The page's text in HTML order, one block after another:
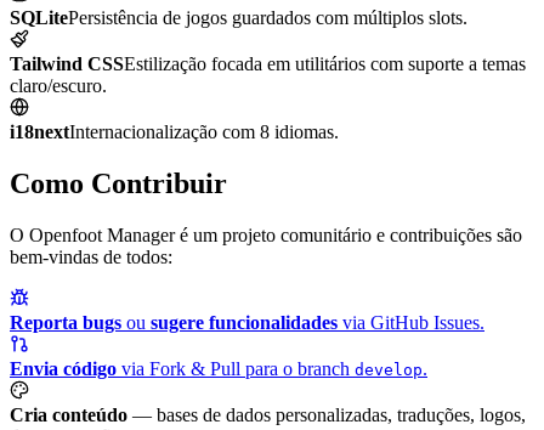
SQLitePersistência de jogos guardados com múltiplos slots.
Tailwind CSSEstilização focada em utilitários com suporte a temas
claro/escuro.
i18nextInternacionalização com 8 idiomas.
Como Contribuir
O Openfoot Manager é um projeto comunitário e contribuições são
bem-vindas de todos:
Reporta bugs ou sugere funcionalidades via GitHub Issues.
Envia código via Fork & Pull para o branch develop.
Cria conteúdo — bases de dados personalizadas, traduções, logos,